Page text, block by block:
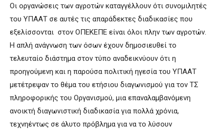
Οι οργανώσεις των αγροτών καταγγέλλουν ότι συνομιλητές
του ΥΠΑΑΤ σε αυτές τις απαράδεκτες διαδικασίες που
εξελίσσονται στον ΟΠΕΚΕΠΕ είναι όλοι πλην των αγροτών.
Η απλή ανάγνωση των όσων έχουν δημοσιευθεί το
τελευταίο διάστημα στον τύπο αναδεικνύουν ότι η
προηγούμενη και η παρούσα πολιτική ηγεσία του ΥΠΑΑΤ
μετέτρεψαν το θέμα του ετήσιου διαγωνισμού για τον ΤΣ
πληροφορικής του Οργανισμού, μια επαναλαμβανόμενη
ανοικτή διαγωνιστική διαδικασία για πολλά χρόνια,
τεχνηέντως σε άλυτο πρόβλημα για να το λύσουν